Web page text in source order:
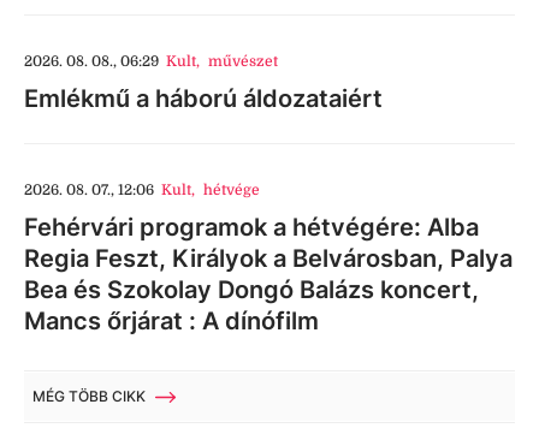
2026. 08. 08., 06:29 Kult, művészet
Emlékmű a háború áldozataiért
2026. 08. 07., 12:06 Kult, hétvége
Fehérvári programok a hétvégére: Alba
Regia Feszt, Királyok a Belvárosban, Palya
Bea és Szokolay Dongó Balázs koncert,
Mancs őrjárat : A dínófilm
MÉG TÖBB CIKK